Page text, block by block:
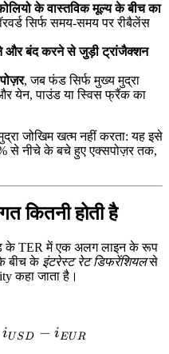
के वास्तविक मूल्य के बीच का
सिर्फ समय-समय पर रीबैलेंस
और बंद करने से जुड़ी ट्रांजैक्शन
, जब फंड सिर्फ मुख्य मुद्रा
येन, पाउंड या स्विस फ्रैंक का
जोखिम खत्म नहीं करता: यह इसे
से नीचे के बचे हुए एक्सपोज़र तक,
कितनी होती है
के TER में एक अलग लाइन के रूप
बीच के इंटरेस्ट रेट डिफरेंशियलसे
कहा जाता है।
लागत}
iUS D − i EU R